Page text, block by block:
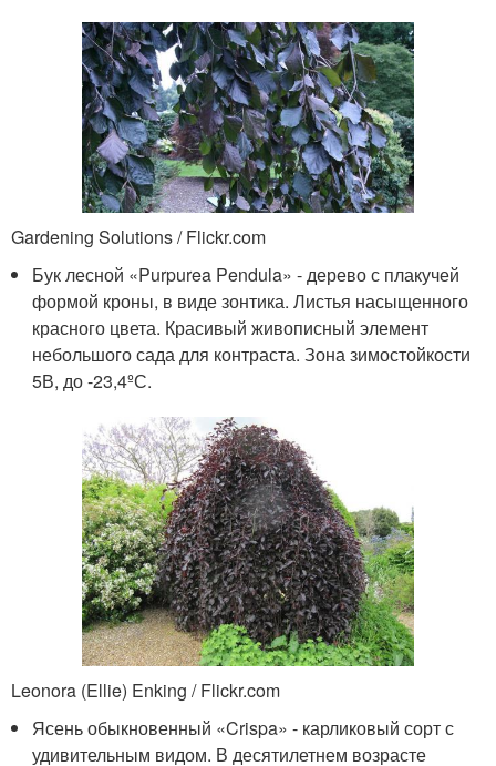
Gardening Solutions / Flickr.com
Бук лесной «Purpurea Pendula» - дерево с плакучей
формой кроны, в виде зонтика. Листья насыщенного
красного цвета. Красивый живописный элемент
небольшого сада для контраста. Зона зимостойкости
5В, до -23,4ºС.
Leonora (Ellie) Enking / Flickr.com
Ясень обыкновенный «Crispa» - карликовый сорт с
удивительным видом. В десятилетнем возрасте